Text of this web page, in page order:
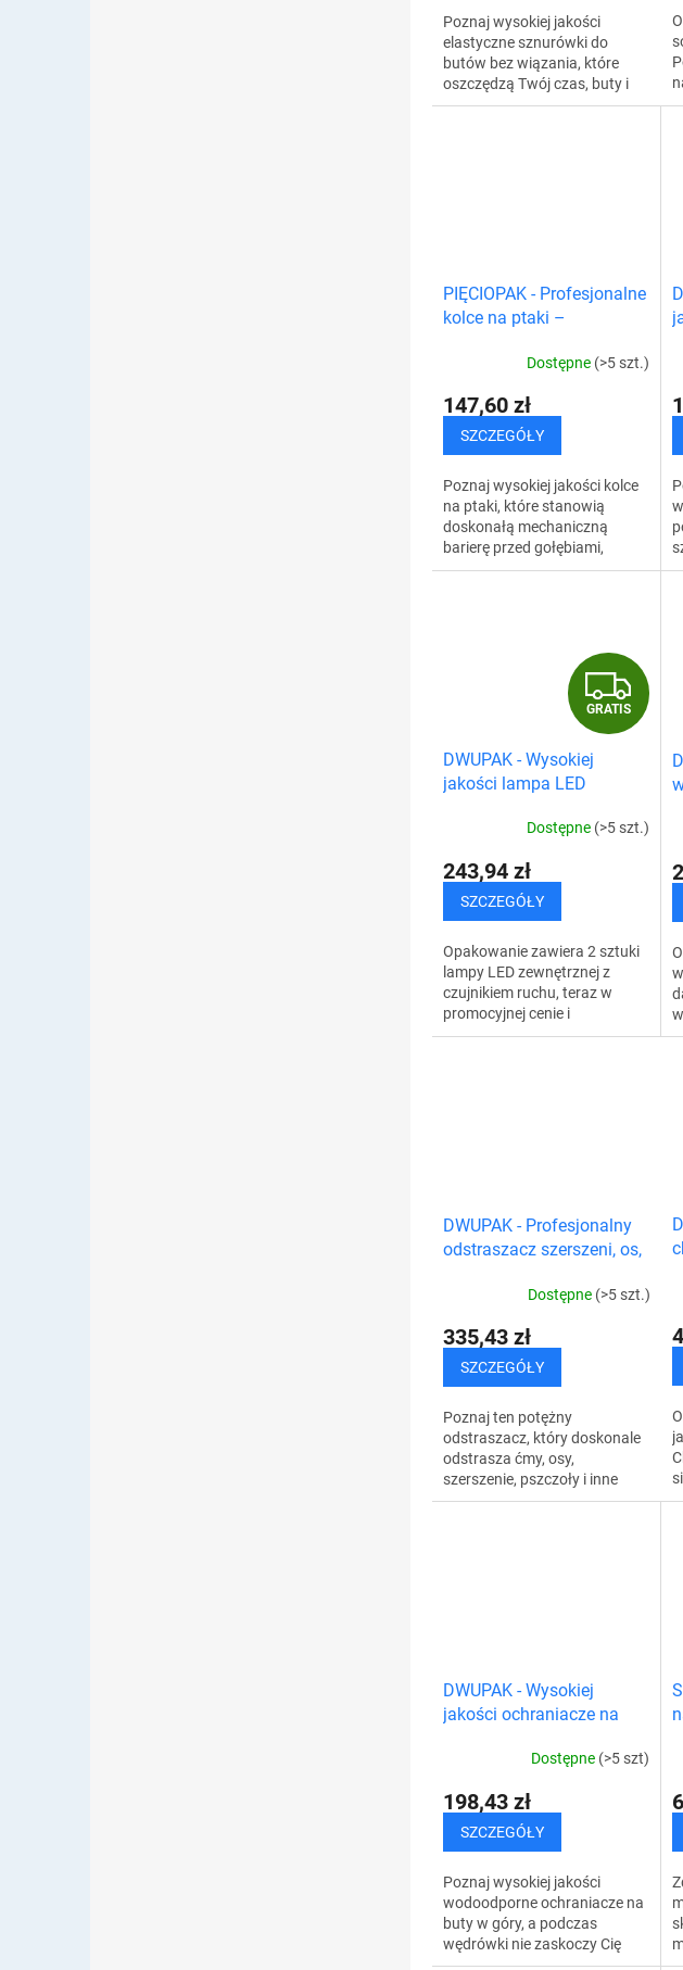
Poznaj wysokiej jakości
elastyczne sznurówki do
butów bez wiązania, które
oszczędzą Twój czas, buty i
zdrowie. Od teraz korzystaj z
PIĘCIOPAK - Profesjonalne
kolce na ptaki –
Dostępne (>5 szt.)
147,60 zł
SZCZEGÓŁY
Poznaj wysokiej jakości kolce
na ptaki, które stanowią
doskonałą mechaniczną
barierę przed gołębiami,
szpakami, drozdami,
G
R
T
GRATIS
DWUPAK - Wysokiej
jakości lampa LED
Dostępne (>5 szt.)
243,94 zł
SZCZEGÓŁY
Opakowanie zawiera 2 sztuki
lampy LED zewnętrznej z
czujnikiem ruchu, teraz w
promocyjnej cenie i
DARMOWĄ DOSTAWĄ.
DWUPAK - Profesjonalny
odstraszacz szerszeni, os,
Dostępne (>5 szt.)
335,43 zł
SZCZEGÓŁY
Poznaj ten potężny
odstraszacz, który doskonale
odstrasza ćmy, osy,
szerszenie, pszczoły i inne
latające owady. Dzięki
DWUPAK - Wysokiej
jakości ochraniacze na
Dostępne (>5 szt)
198,43 zł
SZCZEGÓŁY
Poznaj wysokiej jakości
wodoodporne ochraniacze na
buty w góry, a podczas
wędrówki nie zaskoczy Cię
żadna pogoda. Idealnie